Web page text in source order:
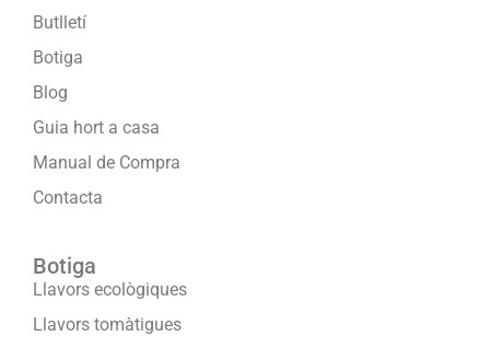
Butlletí
Botiga
Blog
Guia hort a casa
Manual de Compra
Contacta
Botiga
Llavors ecològiques
Llavors tomàtigues